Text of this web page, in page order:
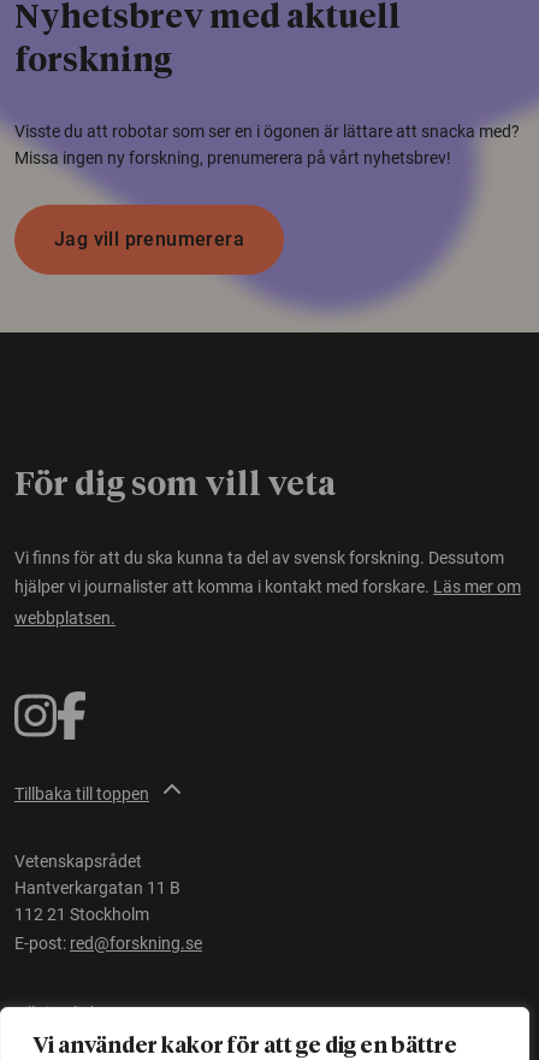
Vi använder kakor för att ge dig en bättre
Nyhetsbrev med aktuell
forskning
Visste du att robotar som ser en i ögonen är lättare att snacka med?
Missa ingen ny forskning, prenumerera på vårt nyhetsbrev!
Jag vill prenumerera
För dig som vill veta
Vi finns för att du ska kunna ta del av svensk forskning. Dessutom
hjälper vi journalister att komma i kontakt med forskare. Läs mer om
webbplatsen.
Tillbaka till toppen
Vetenskapsrådet
Hantverkargatan 11 B
112 21 Stockholm
E-post: red@forskning.se
Tillgänglighet